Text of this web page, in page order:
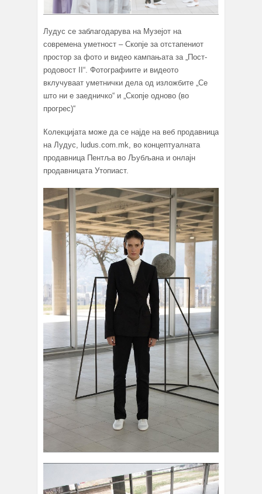
Лудус се заблагодарува на Музејот на
современа уметност – Скопје за отстапениот
простор за фото и видео кампањата за „Пост-
родовост II“. Фотографиите и видеото
вклучуваат уметнички дела од изложбите „Се
што ни е заедничко“ и „Скопје одново (во
прогрес)“
Колекцијата може да се најде на веб продавница
на Лудус, ludus.com.mk, во концептуалната
продавница Пентља во Љубљана и онлајн
продавницата Утопиаст.